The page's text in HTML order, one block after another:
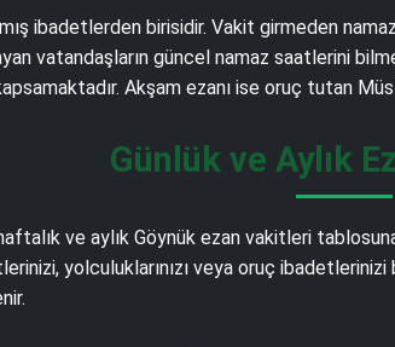
ibadetlerden birisidir. Vakit girmeden
vatandaşların güncel namaz saatlerini
Akşam ezanı ise oruç tutan
Günlük ve Aylık
ve aylık Göynük ezan vakitleri
yolculuklarınızı veya oruç